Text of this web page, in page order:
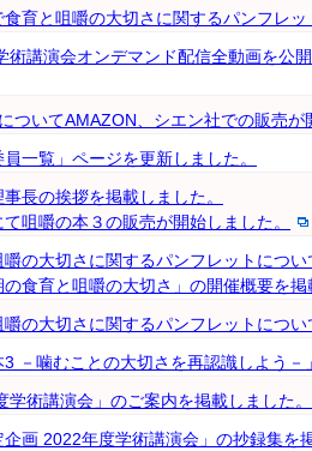
食育と咀嚼の大切さに関するパンフレ
術講演会オンデマンド配信全動画を公
ついてAMAZON、シエン社での販売が
員一覧」ページを更新しました。
長の挨拶を掲載しました。
咀嚼の本３の販売が開始しました。
嚼の大切さに関するパンフレットにつ
の食育と咀嚼の大切さ」の開催概要を
嚼の大切さに関するパンフレットにつ
3 －噛むことの大切さを再認識しよう
学術講演会」のご案内を掲載しました。
企画 2022年度学術講演会」の抄録集